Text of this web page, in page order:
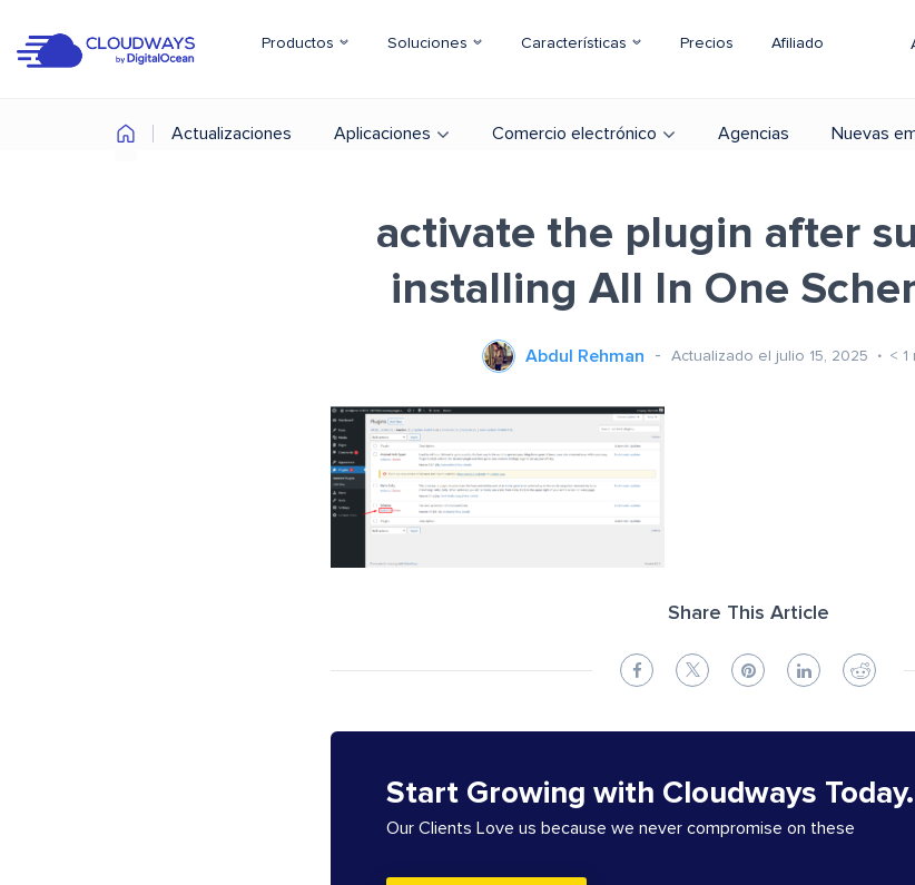
Productos Soluciones Características Precios Afiliado
Actualizaciones Aplicaciones Comercio electrónico Agencias Nuevas
activate the plugin after
installing All In One
Abdul Rehman Actualizado el julio 15, 2025 < 1
Share This Article
Start Growing with Cloudways Today.
Our Clients Love us because we never compromise on these